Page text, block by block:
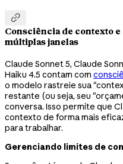

Consciência de contexto
múltiplas janelas
Claude Sonnet 5, Claude
Haiku 4.5 contam com
o modelo rastreie sua
restante (ou seja, seu
conversa. Isso permite que
contexto de forma mais
para trabalhar.
Gerenciando limites de